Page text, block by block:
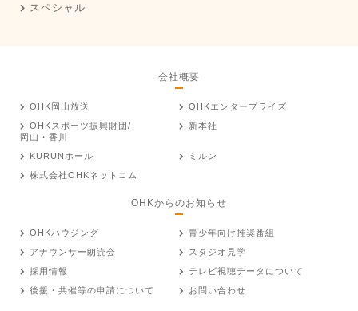
スペシャル
会社概要
OHK岡山放送
OHKエンタープライズ
OHKスポーツ振興財団/
岡山・香川
新本社
KURUNホール
ミルン
株式会社OHKネットコム
OHKからのお知らせ
OHKハウジング
青少年向け推奨番組
アナウンサー朗読会
スタジオ見学
採用情報
テレビ視聴データについて
後援・共催等の申請について
お問い合わせ